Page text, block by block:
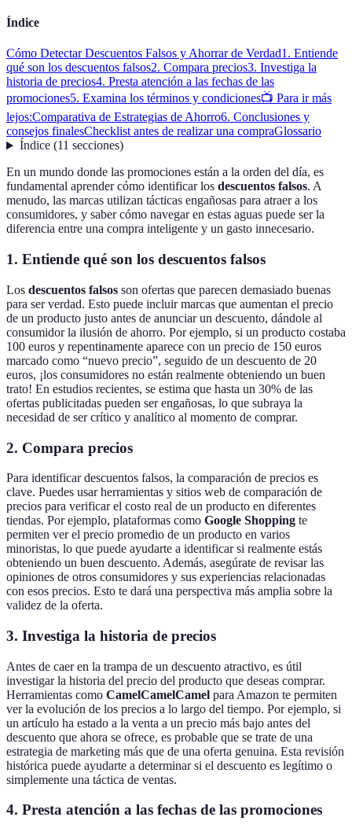
Índice
Cómo Detectar Descuentos Falsos y Ahorrar de Verdad1. Entiende
qué son los descuentos falsos2. Compara precios3. Investiga la
historia de precios4. Presta atención a las fechas de las
promociones5. Examina los términos y condiciones📺 Para ir más
lejos:Comparativa de Estrategias de Ahorro6. Conclusiones y
consejos finalesChecklist antes de realizar una compraGlossario
Índice(11 secciones)
En un mundo donde las promociones están a la orden del día, es
fundamental aprender cómo identificar los descuentos falsos. A
menudo, las marcas utilizan tácticas engañosas para atraer a los
consumidores, y saber cómo navegar en estas aguas puede ser la
diferencia entre una compra inteligente y un gasto innecesario.
1. Entiende qué son los descuentos falsos
Los descuentos falsos son ofertas que parecen demasiado buenas
para ser verdad. Esto puede incluir marcas que aumentan el precio
de un producto justo antes de anunciar un descuento, dándole al
consumidor la ilusión de ahorro. Por ejemplo, si un producto costaba
100 euros y repentinamente aparece con un precio de 150 euros
marcado como “nuevo precio”, seguido de un descuento de 20
euros, ¡los consumidores no están realmente obteniendo un buen
trato! En estudios recientes, se estima que hasta un 30% de las
ofertas publicitadas pueden ser engañosas, lo que subraya la
necesidad de ser crítico y analítico al momento de comprar.
2. Compara precios
Para identificar descuentos falsos, la comparación de precios es
clave. Puedes usar herramientas y sitios web de comparación de
precios para verificar el costo real de un producto en diferentes
tiendas. Por ejemplo, plataformas como Google Shopping te
permiten ver el precio promedio de un producto en varios
minoristas, lo que puede ayudarte a identificar si realmente estás
obteniendo un buen descuento. Además, asegúrate de revisar las
opiniones de otros consumidores y sus experiencias relacionadas
con esos precios. Esto te dará una perspectiva más amplia sobre la
validez de la oferta.
3. Investiga la historia de precios
Antes de caer en la trampa de un descuento atractivo, es útil
investigar la historia del precio del producto que deseas comprar.
Herramientas como CamelCamelCamel para Amazon te permiten
ver la evolución de los precios a lo largo del tiempo. Por ejemplo, si
un artículo ha estado a la venta a un precio más bajo antes del
descuento que ahora se ofrece, es probable que se trate de una
estrategia de marketing más que de una oferta genuina. Esta revisión
histórica puede ayudarte a determinar si el descuento es legítimo o
simplemente una táctica de ventas.
4. Presta atención a las fechas de las promociones